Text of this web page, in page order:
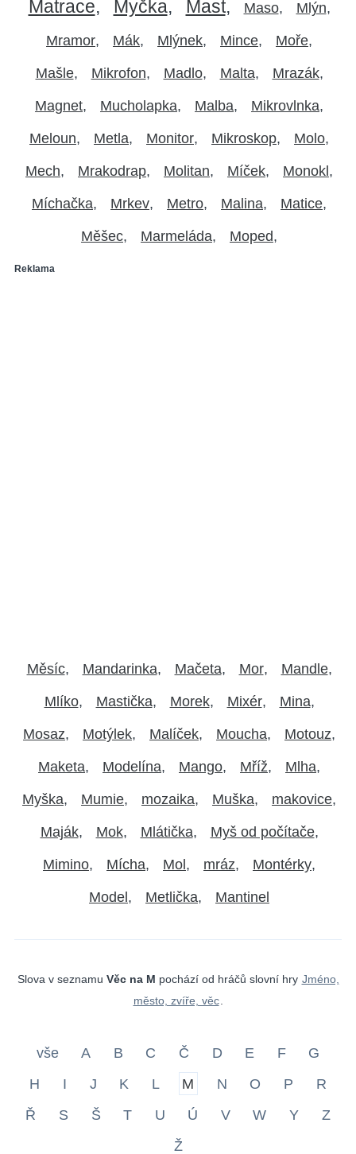
Matrace
Myčka Mast Maso Mlýn
Mramor Mák Mlýnek Mince Moře
Mašle Mikrofon Madlo Malta Mrazák
Magnet Mucholapka Malba Mikrovlnka
Meloun Metla Monitor Mikroskop Molo
Mech Mrakodrap Molitan Míček Monokl
Míchačka Mrkev Metro Malina Matice
Měšec Marmeláda Moped
Reklama
Měsíc Mandarinka Mačeta Mor Mandle
Mlíko Mastička Morek Mixér Mina
Mosaz Motýlek Malíček Moucha Motouz
Maketa Modelína Mango Mříž Mlha
Myška Mumie mozaika Muška makovice
Maják Mok Mlátička Myš od počítače
Mimino Mícha Mol mráz Montérky
Model Metlička Mantinel
Slova v seznamu Věc na M pochází od hráčů slovní hry Jméno,
město, zvíře, věc
vše A B C Č D E F
G
H
I J K L M N O P
R
Ř
S Š T U Ú V W Y
Z
Ž